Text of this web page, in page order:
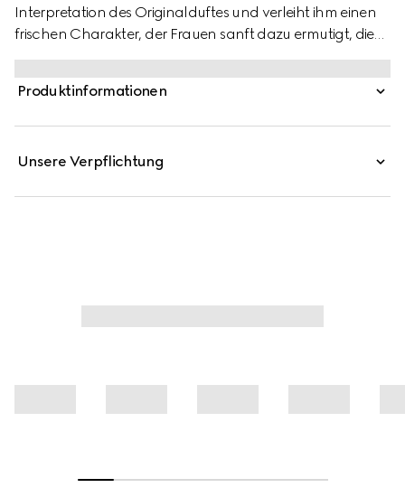
Interpretation des Originalduftes und verleiht ihm einen
frischen Charakter, der Frauen sanft dazu ermutigt, die
wahrhaftigste Version ihrer selbst zu werden. Der Duft
zeichnet sich durch das Zusammenspiel aus
Jasminknospenextrakt, Tuberose und Rangunschlinger
leichten Zitrusnote. Die zarte Frische sowie die ätherische
Produktinformationen
Unsere Verpflichtung